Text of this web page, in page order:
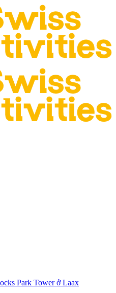
Park Tower ở Laax